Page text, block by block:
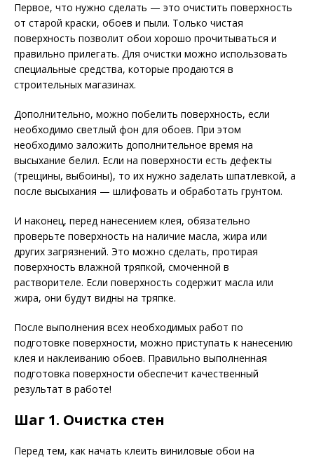
Первое, что нужно сделать — это очистить поверхность
от старой краски, обоев и пыли. Только чистая
поверхность позволит обои хорошо прочитываться и
правильно прилегать. Для очистки можно использовать
специальные средства, которые продаются в
строительных магазинах.
Дополнительно, можно побелить поверхность, если
необходимо светлый фон для обоев. При этом
необходимо заложить дополнительное время на
высыхание белил. Если на поверхности есть дефекты
(трещины, выбоины), то их нужно заделать шпатлевкой, а
после высыхания — шлифовать и обработать грунтом.
И наконец, перед нанесением клея, обязательно
проверьте поверхность на наличие масла, жира или
других загрязнений. Это можно сделать, протирая
поверхность влажной тряпкой, смоченной в
растворителе. Если поверхность содержит масла или
жира, они будут видны на тряпке.
После выполнения всех необходимых работ по
подготовке поверхности, можно приступать к нанесению
клея и наклеиванию обоев. Правильно выполненная
подготовка поверхности обеспечит качественный
результат в работе!
Шаг 1. Очистка стен
Перед тем, как начать клеить виниловые обои на